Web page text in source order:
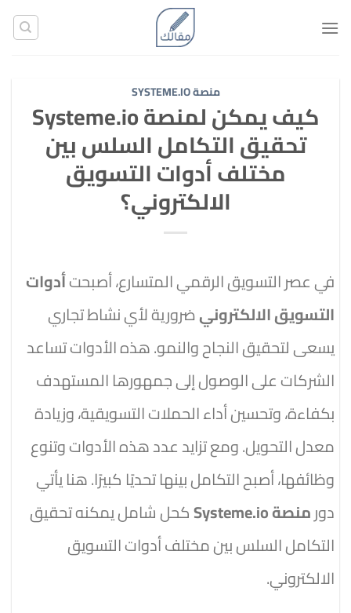
للمحتوى
منصة SYSTEME.IO
كيف يمكن لمنصة Systeme.io
تحقيق التكامل السلس بين
مختلف أدوات التسويق
الالكتروني؟
في عصر التسويق الرقمي المتسارع، أصبحتأدوات
التسويق الالكترونيضرورية لأي نشاط تجاري
يسعى لتحقيق النجاح والنمو. هذه الأدوات تساعد
الشركات على الوصول إلى جمهورها المستهدف
بكفاءة، وتحسين أداء الحملات التسويقية، وزيادة
معدل التحويل. ومع تزايد عدد هذه الأدوات وتنوع
وظائفها، أصبح التكامل بينها تحديًا كبيرًا. هنا يأتي
دورمنصة Systeme.io
كحل شامل يمكنه تحقيق
التكامل السلس بين مختلف أدوات التسويق
الالكتروني.